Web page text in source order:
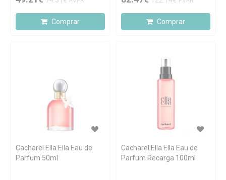
Comprar Comprar
Cacharel Ella Ella Eau de
Parfum 50ml
Cacharel Ella Ella Eau de
Parfum Recarga 100ml